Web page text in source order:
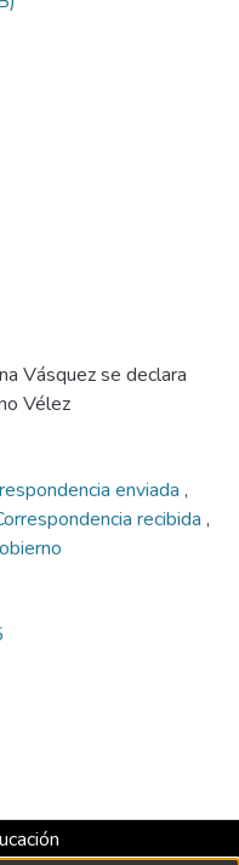
Vásquez se declara
Vélez
enviada ,
recibida ,